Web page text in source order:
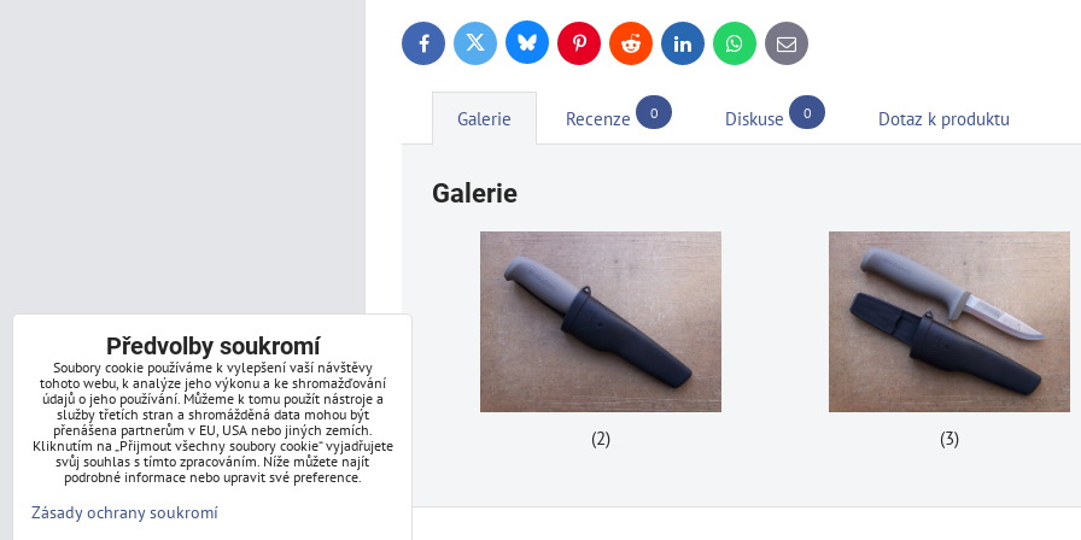
FacebookTwitter BlueskyPinterestReddit LinkedInWhatsApp
E-
mail
Galerie Recenze 0 Diskuse 0 Dotaz k produktu
Galerie
(2) (3)
Předvolby soukromí
Soubory cookie používáme k vylepšení vaší návštěvy
tohoto webu, k analýze jeho výkonu a ke shromažďování
údajů o jeho používání. Můžeme k tomu použít nástroje a
služby třetích stran a shromážděná data mohou být
přenášena partnerům v EU, USA nebo jiných zemích.
Kliknutím na „Přijmout všechny soubory cookie“ vyjadřujete
svůj souhlas s tímto zpracováním. Níže můžete najít
podrobné informace nebo upravit své preference.
Zásady ochrany soukromí